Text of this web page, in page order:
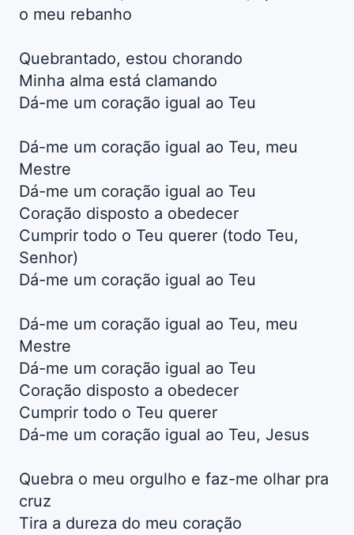
o meu rebanho
Quebrantado, estou chorando
Minha alma está clamando
Dá-me um coração igual ao Teu
Dá-me um coração igual ao Teu, meu
Mestre
Dá-me um coração igual ao Teu
Coração disposto a obedecer
Cumprir todo o Teu querer (todo Teu,
Senhor)
Dá-me um coração igual ao Teu
Dá-me um coração igual ao Teu, meu
Mestre
Dá-me um coração igual ao Teu
Coração disposto a obedecer
Cumprir todo o Teu querer
Dá-me um coração igual ao Teu, Jesus
Quebra o meu orgulho e faz-me olhar pra
cruz
Tira a dureza do meu coração